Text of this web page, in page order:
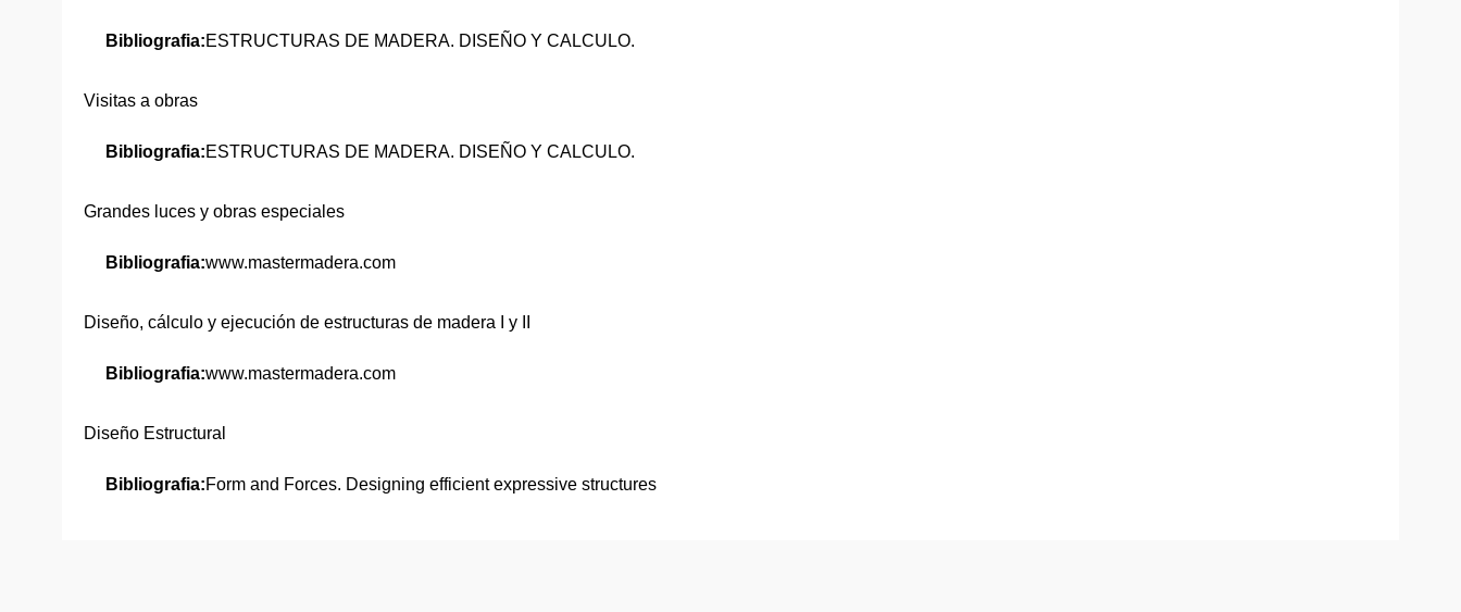
Bibliografia:ESTRUCTURAS DE MADERA. DISEÑO Y CALCULO.
Visitas a obras
Bibliografia:ESTRUCTURAS DE MADERA. DISEÑO Y CALCULO.
Grandes luces y obras especiales
Bibliografia:www.mastermadera.com
Diseño, cálculo y ejecución de estructuras de madera I y II
Bibliografia:www.mastermadera.com
Diseño Estructural
Bibliografia:Form and Forces. Designing efficient expressive structures